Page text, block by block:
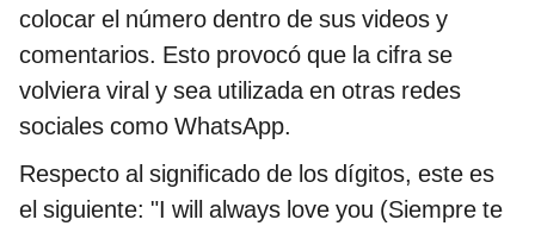
colocar el número dentro de sus videos y
comentarios. Esto provocó que la cifra se
volviera viral y sea utilizada en otras redes
sociales como WhatsApp.
Respecto al significado de los dígitos, este es
el siguiente: "I will always love you (Siempre te